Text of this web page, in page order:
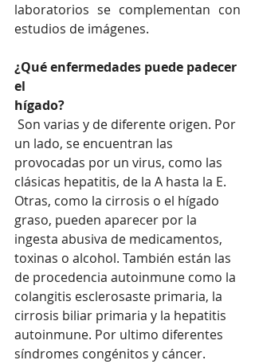
laboratorios se complementan con
estudios de imágenes.
¿Qué enfermedades puede padecer
el
hígado?
Son varias y de diferente origen. Por
un lado, se encuentran las
provocadas por un virus, como las
clásicas hepatitis, de la A hasta la E.
Otras, como la cirrosis o el hígado
graso, pueden aparecer por la
ingesta abusiva de medicamentos,
toxinas o alcohol. También están las
de procedencia autoinmune como la
colangitis esclerosaste primaria, la
cirrosis biliar primaria y la hepatitis
autoinmune. Por ultimo diferentes
síndromes congénitos y cáncer.